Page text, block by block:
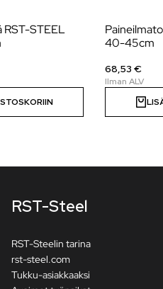
RST-STEEL
40-45cm
68,53 €
RST-Steel
RST-Steelin tarina
rst-steel.com
Tukku-asiakkaaksi